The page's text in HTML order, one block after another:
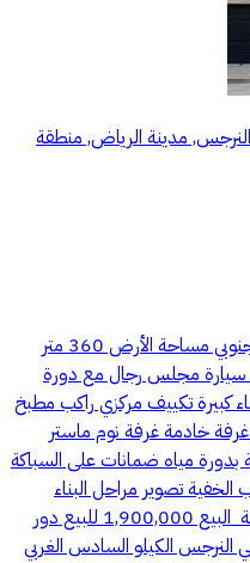
مدينة الرياض, منطقة
‏للبيع دور أرضي ‏حي النرجس ‏شارع 20 جنوبي ‏مساحة الأرض 360 متر
‏كراج سيارة ‏مجلس رجال مع دورة
كبيرة ‏تكييف مركزي راكب ‏مطبخ
خادمة ‏غرفة نوم ماستر
مياه ‏ضمانات على السباكة
الخفية ‏تصوير مراحل البناء
‏ضمان شخص من المالك بعد البيع سنة ‏ البيع 1,900,000 ‏للبيع دور
‏الكيلو السادس الغربي